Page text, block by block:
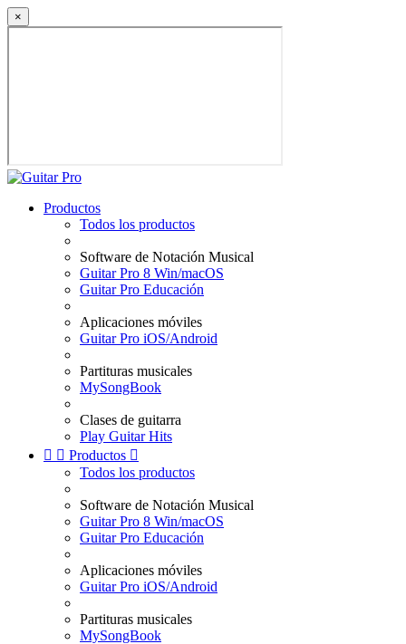
×
Productos
Todos los productos
Software de Notación Musical
Guitar Pro 8 Win/macOS
Guitar Pro Educación
Aplicaciones móviles
Guitar Pro iOS/Android
Partituras musicales
MySongBook
Clases de guitarra
Play Guitar Hits
  Productos 
Todos los productos
Software de Notación Musical
Guitar Pro 8 Win/macOS
Guitar Pro Educación
Aplicaciones móviles
Guitar Pro iOS/Android
Partituras musicales
MySongBook